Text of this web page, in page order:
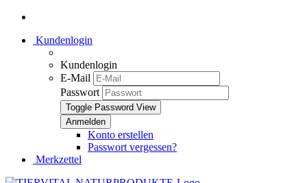
Kundenlogin
Kundenlogin
E-Mail
Passwort
Toggle Password View
Konto erstellen
Passwort vergessen?
Merkzettel